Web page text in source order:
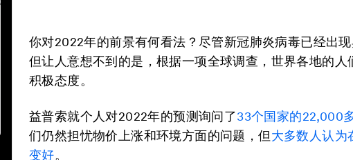
你对2022年的前景有何看法？尽管新冠肺炎病毒已经出现
但让人意想不到的是，根据一项全球调查，世界各地的人
积极态度。
益普索就个人对2022年的预测询问了33个国家的22,000
们仍然担忧物价上涨和环境方面的问题，但大多数人认为
变好。